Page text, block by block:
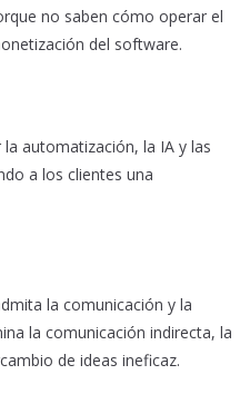
no saben cómo operar el
del software.
automatización, la IA y las
a los clientes una
la comunicación y la
la comunicación indirecta, la
de ideas ineficaz.